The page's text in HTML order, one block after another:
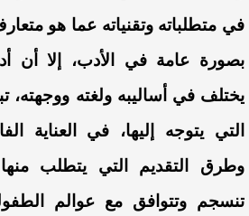
في متطلباته وتقنياته عما هو
بصورة عامة في الأدب، إلا أن
يختلف في أساليبه ولغته ووجهته،
التي يتوجه إليها، في العناية
وطرق التقديم التي يتطلب
تنسجم وتتوافق مع عوالم